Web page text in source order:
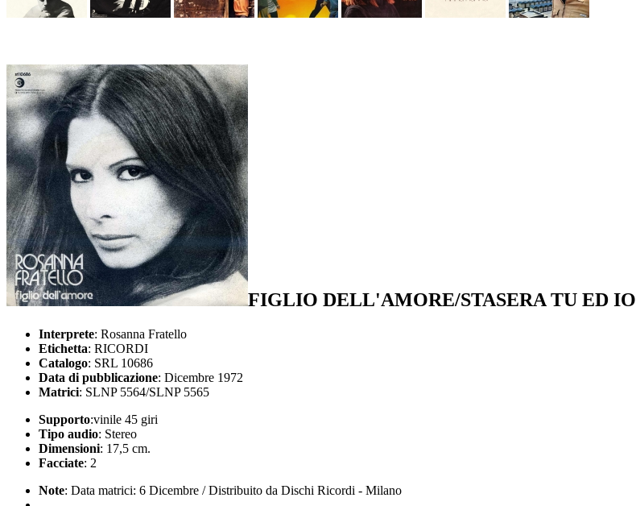
FIGLIO DELL'AMORE/STASERA TU ED IO
Interprete: Rosanna Fratello
Etichetta: RICORDI
Catalogo: SRL 10686
Data di pubblicazione: Dicembre 1972
Matrici: SLNP 5564/SLNP 5565
Supporto:vinile 45 giri
Tipo audio: Stereo
Dimensioni: 17,5 cm.
Facciate: 2
Note: Data matrici: 6 Dicembre / Distribuito da Dischi Ricordi - Milano